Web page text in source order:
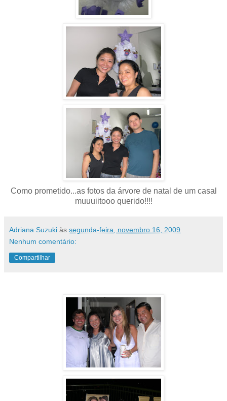
Como prometido...as fotos da árvore de natal de um casal
muuuiitooo querido!!!!
Adriana Suzuki às segunda-feira, novembro 16, 2009
Nenhum comentário:
Compartilhar